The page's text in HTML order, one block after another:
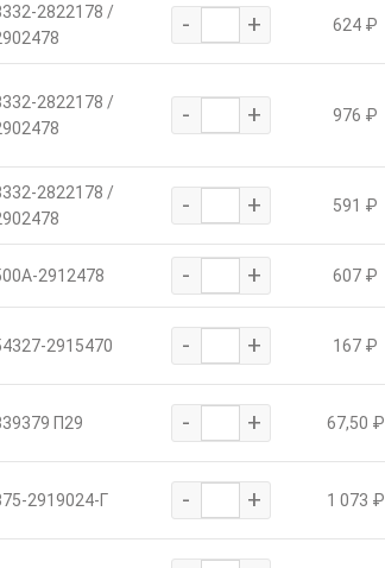
2822178 /
- + 624 ₽
2822178 /
- + 976 ₽
2822178 /
- + 591 ₽
2912478 - + 607 ₽
2915470 - + 167 ₽
П29 - + 67,50 ₽
2919024-Г - + 1 073 ₽